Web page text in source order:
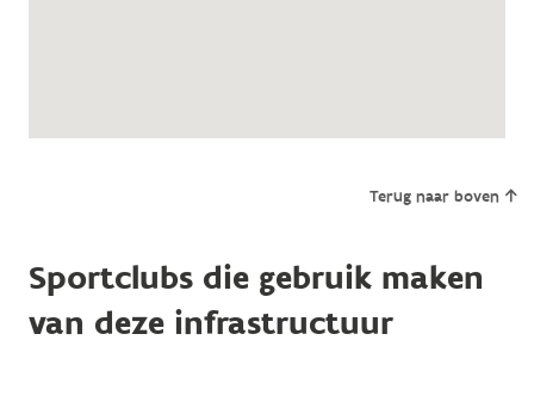
Terug naar boven
Sportclubs die gebruik maken
van deze infrastructuur